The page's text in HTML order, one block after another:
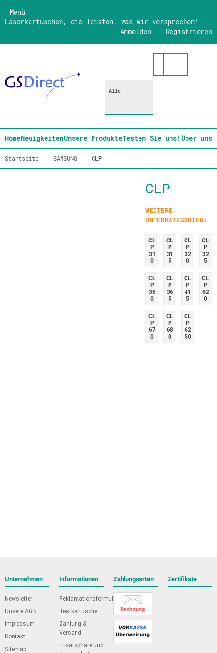
Menü
Laserkartuschen, die leisten, was wir versprechen!
Registrieren
Anmelden
Alle
HomeNeuigkeitenUnsere ProdukteTesten Sie uns!Über uns
Startseite SAMSUNG CLP
CLP
WEITERE
UNTERKATEGORIEN:
CL
P
31
0
CL
P
31
5
CL
P
32
0
CL
P
32
5
CL
P
36
0
CL
P
36
5
CL
P
41
5
CL
P
62
0
CL
P
67
0
CL
P
68
0
CL
P
62
50
Unternehmen
Newsletter
Unsere AGB
Impressum
Kontakt
Sitemap
Informationen
Reklamationsformular
Testkartusche
Zahlung &
Versand
Privatsphäre und
Zahlungsarten Zertifikate